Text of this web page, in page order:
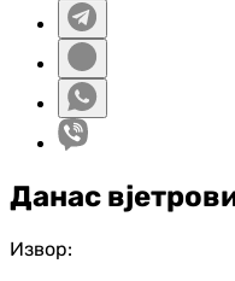
Данас
Извор: